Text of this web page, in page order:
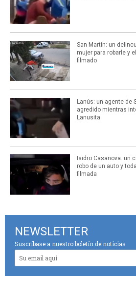
San Martín: un
mujer para robarle y
filmado
Lanús: un agente de
agredido mientras
Lanusita
Isidro Casanova: un
robo de un auto y
filmada
NEWSLETTER
Suscríbase a nuestro boletín de noticias